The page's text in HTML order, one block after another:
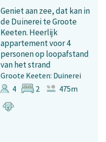
Geniet aan zee, dat kan in
de Duinerei te Groote
Keeten. Heerlijk
appartement voor 4
personen op loopafstand
van het strand
Groote Keeten: Duinerei
4
2 475m